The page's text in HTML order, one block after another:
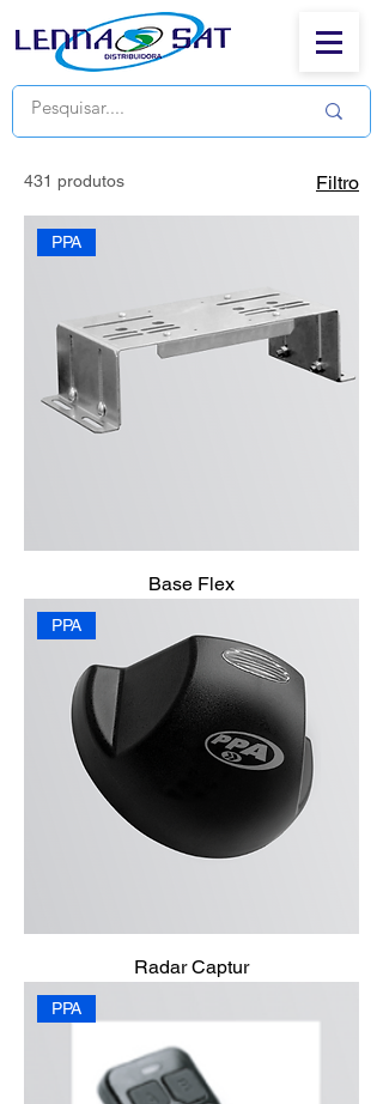
431 produtos Filtro
PPA
Base Flex
PPA
Radar Captur
PPA